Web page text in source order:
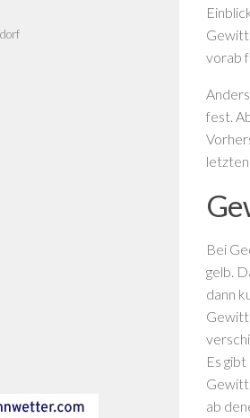
vorab
fest.
letzten
Bei
gelb.
dann
Es
ab